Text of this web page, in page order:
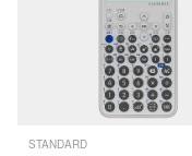
STANDARD